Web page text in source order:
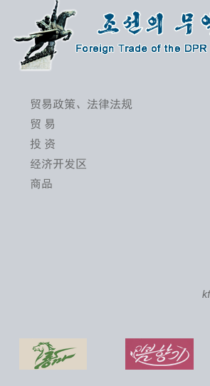
第２４届平壤春季国际商品展开幕
贸易政策、法律法规
贸 易
投 资
经济开发区
商品